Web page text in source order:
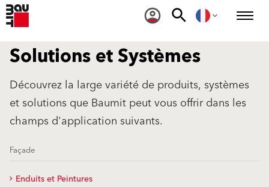
Solutions et Systèmes
Découvrez la large variété de produits, systèmes
et solutions que Baumit peut vous offrir dans les
champs d'application suivants.
Façade
Enduits et Peintures